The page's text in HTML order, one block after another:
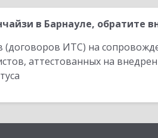
в Барнауле, обратите
(договоров ИТС) на
аттестованных на